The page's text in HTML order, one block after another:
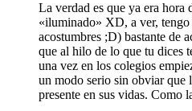
La verdad es que ya era hora
«iluminado» XD, a ver,
acostumbres ;D) bastante de
que al hilo de lo que tu dices
una vez en los colegios
un modo serio sin obviar que
presente en sus vidas. Como